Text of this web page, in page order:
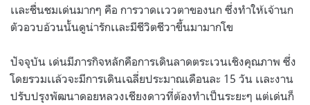
เเละชื่นชมเด่นมากๆ คือ การวาดเเววตาของนก ซึ่งทำให้เจ้านก
ตัวอวบอ้วนนั้นดูน่ารักเเละมีชีวิตชีวาขึ้นมามากโข
ปัจจุบัน เด่นมีภารกิจหลักคือการเดินลาดตระเวนเชิงคุณภาพ ซึ่ง
โดยรวมเเล้วจะมีการเดินเฉลี่ยประมาณเดือนละ 15 วัน เเละงาน
ปรับปรุงพัฒนาดอยหลวงเชียงดาวที่ต้องทำเป็นระยะๆ แต่เด่นก็